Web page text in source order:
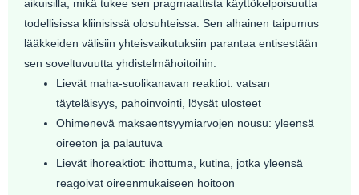
aikuisilla, mikä tukee sen pragmaattista käyttökelpoisuutta
todellisissa kliinisissä olosuhteissa. Sen alhainen taipumus
lääkkeiden välisiin yhteisvaikutuksiin parantaa entisestään
sen soveltuvuutta yhdistelmähoitoihin.
Lievät maha-suolikanavan reaktiot: vatsan
täyteläisyys, pahoinvointi, löysät ulosteet
Ohimenevä maksaentsyymiarvojen nousu: yleensä
oireeton ja palautuva
Lievät ihoreaktiot: ihottuma, kutina, jotka yleensä
reagoivat oireenmukaiseen hoitoon